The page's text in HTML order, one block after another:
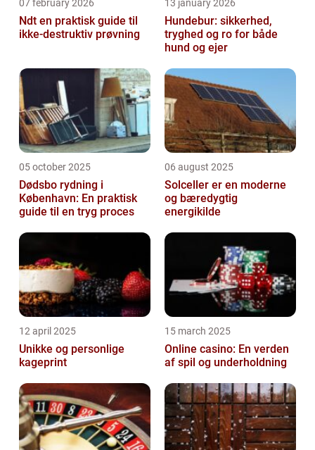
07 february 2026
Ndt en praktisk guide til
ikke-destruktiv prøvning
13 january 2026
Hundebur: sikkerhed,
tryghed og ro for både
hund og ejer
05 october 2025
Dødsbo rydning i
København: En praktisk
guide til en tryg proces
06 august 2025
Solceller er en moderne
og bæredygtig
energikilde
12 april 2025
Unikke og personlige
kageprint
15 march 2025
Online casino: En verden
af spil og underholdning